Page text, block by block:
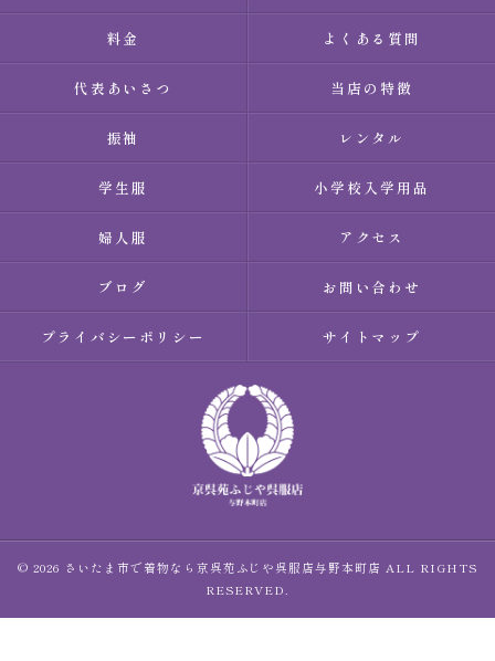
料金 よくある質問
代表あいさつ 当店の特徴
振袖 レンタル
学生服 小学校入学用品
婦人服 アクセス
ブログ お問い合わせ
プライバシーポリシー サイトマップ
© 2026 さいたま市で着物なら京呉苑ふじや呉服店与野本町店 ALL RIGHTS
RESERVED.